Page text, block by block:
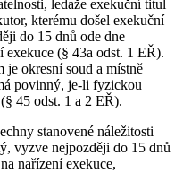
ledaže exekuční titul
kterému došel exekuční
do 15 dnů ode dne
(§ 43a odst. 1 EŘ).
je okresní soud a místně
povinný, je-li fyzickou
45 odst. 1 a 2 EŘ).
stanovené náležitosti
vyzve nejpozději do 15 dnů
nařízení exekuce,